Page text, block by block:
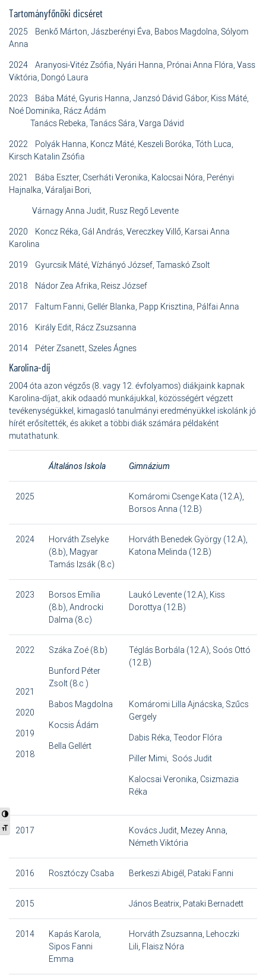
Nagy kontraszt váltása
Betűméret váltása
Tartományfőnöki dicséret
2025 Benkő Márton, Jászberényi Éva, Babos Magdolna, Sólyom
Anna
2024 Aranyosi-Vitéz Zsófia, Nyári Hanna, Prónai Anna Flóra, Vass
Viktória, Dongó Laura
2023 Bába Máté, Gyuris Hanna, Janzsó Dávid Gábor, Kiss Máté,
Noé Dominika, Rácz Ádám
Tanács Rebeka, Tanács Sára, Varga Dávid
2022 Polyák Hanna, Koncz Máté, Keszeli Boróka, Tóth Luca,
Kirsch Katalin Zsófia
2021 Bába Eszter, Cserháti Veronika, Kalocsai Nóra, Perényi
Hajnalka, Váraljai Bori,
Várnagy Anna Judit, Rusz Regő Levente
2020 Koncz Réka, Gál András, Vereczkey Villő, Karsai Anna
Karolina
2019 Gyurcsik Máté, Vízhányó József, Tamaskó Zsolt
2018 Nádor Zea Afrika, Reisz József
2017 Faltum Fanni, Gellér Blanka, Papp Krisztina, Pálfai Anna
2016 Király Edit, Rácz Zsuzsanna
2014 Péter Zsanett, Szeles Ágnes
Karolina-díj
2004 óta azon végzős (8. vagy 12. évfolyamos) diákjaink kapnak
Karolina-díjat, akik odaadó munkájukkal, közösségért végzett
tevékenységükkel, kimagasló tanulmányi eredményükkel iskolánk jó
hírét erősítették, és akiket a többi diák számára példaként
mutathatunk.
Általános Iskola Gimnázium
2025
Komáromi Csenge Kata (12.A),
Borsos Anna (12.B)
2024
Horváth Zselyke
(8.b), Magyar
Tamás Izsák (8.c)
Horváth Benedek György (12.A),
Katona Melinda (12.B)
2023
Borsos Emília
(8.b), Androcki
Dalma (8.c)
Laukó Levente (12.A), Kiss
Dorottya (12.B)
2022
2021
2020
2019
2018
Száka Zoé (8.b)
Bunford Péter
Zsolt (8.c )
Babos Magdolna
Kocsis Ádám
Bella Gellért
Téglás Borbála (12.A), Soós Ottó
(12.B)
Komáromi Lilla Ajnácska, Szűcs
Gergely
Dabis Réka, Teodor Flóra
Piller Mimi, Soós Judit
Kalocsai Veronika, Csizmazia
Réka
2017
Kovács Judit, Mezey Anna,
Németh Viktória
2016 Rosztóczy Csaba Berkeszi Abigél, Pataki Fanni
2015 János Beatrix, Pataki Bernadett
2014
Kapás Karola,
Sipos Fanni
Emma
Horváth Zsuzsanna, Lehoczki
Lili, Flaisz Nóra